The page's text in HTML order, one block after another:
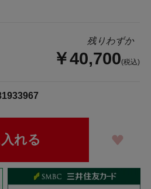
残りわずか
￥40,700(税込)